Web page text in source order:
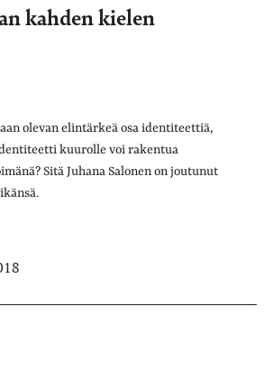
kahden kielen
olevan elintärkeä osa identiteettiä,
kuurolle voi rakentua
Sitä Juhana Salonen on joutunut